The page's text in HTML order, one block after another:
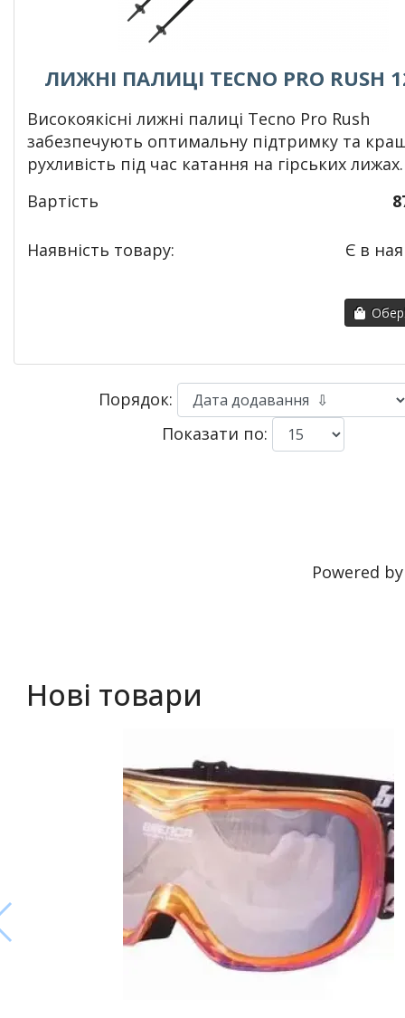
ЛИЖНІ ПАЛИЦІ TECNO PRO RUSH
Високоякісні лижні палиці Tecno Pro Rush
забезпечують оптимальну підтримку та
рухливість під час катання на гірських лижах.
Вартість
Наявність товару: Є в
Порядок:
Показати по:
Powered
Нові товари